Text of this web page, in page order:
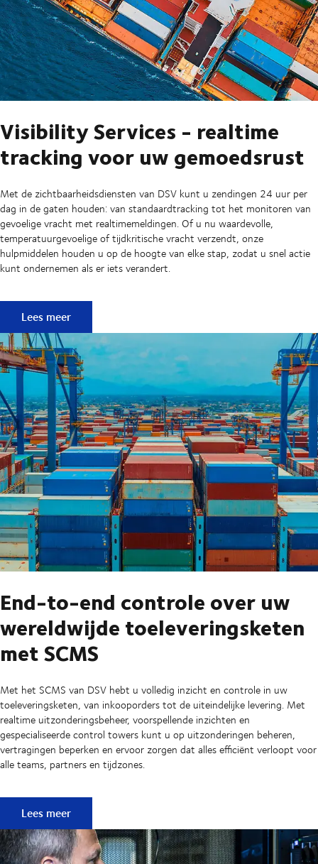
Visibility Services - realtime
tracking voor uw gemoedsrust
Met de zichtbaarheidsdiensten van DSV kunt u zendingen 24 uur per
dag in de gaten houden: van standaardtracking tot het monitoren van
gevoelige vracht met realtimemeldingen. Of u nu waardevolle,
temperatuurgevoelige of tijdkritische vracht verzendt, onze
hulpmiddelen houden u op de hoogte van elke stap, zodat u snel actie
kunt ondernemen als er iets verandert.
Visibility Services - realtime tracking voor uw gemoedsrust
Lees meer
End-to-end controle over uw
wereldwijde toeleveringsketen
met SCMS
Met het SCMS van DSV hebt u volledig inzicht en controle in uw
toeleveringsketen, van inkooporders tot de uiteindelijke levering. Met
realtime uitzonderingsbeheer, voorspellende inzichten en
gespecialiseerde control towers kunt u op uitzonderingen beheren,
vertragingen beperken en ervoor zorgen dat alles efficiënt verloopt voor
alle teams, partners en tijdzones.
End-to-end controle over uw wereldwijde
Lees meer